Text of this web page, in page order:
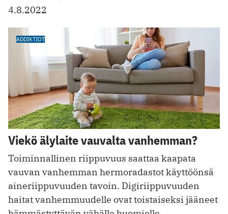
4.8.2022
ADDIKTIOT
Viekö älylaite vauvalta vanhemman?
Toiminnallinen riippuvuus saattaa kaapata
vauvan vanhemman hermoradastot käyttöönsä
aineriippuvuuden tavoin. ­Digiriippuvuuden
haitat vanhemmuudelle ovat toistaiseksi jääneet